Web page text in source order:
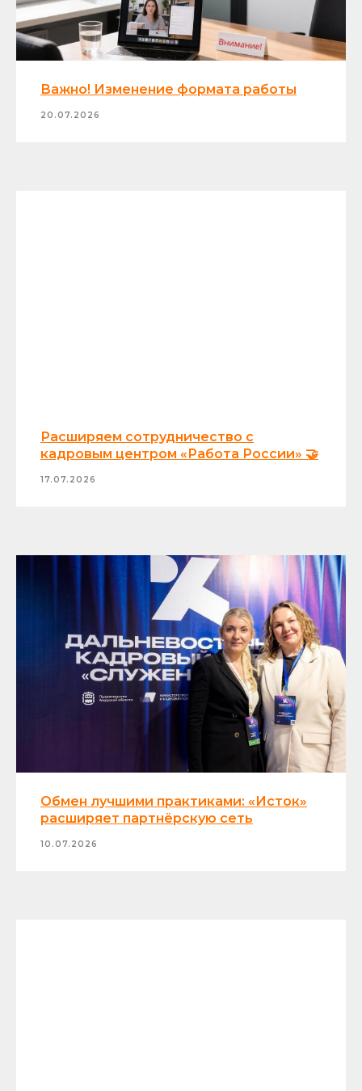
Важно! Изменение формата работы
20.07.2026
Расширяем сотрудничество с
кадровым центром «Работа России» 🤝
17.07.2026
Обмен лучшими практиками: «Исток»
расширяет партнёрскую сеть
10.07.2026